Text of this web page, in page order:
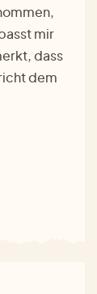
mir
dass
dem